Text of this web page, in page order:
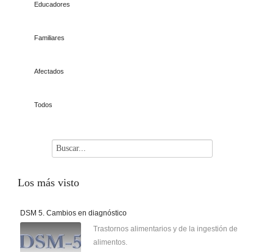
Educadores
Familiares
Afectados
Todos
Los más visto
DSM 5. Cambios en diagnóstico
Trastornos alimentarios y de la ingestión de
alimentos.